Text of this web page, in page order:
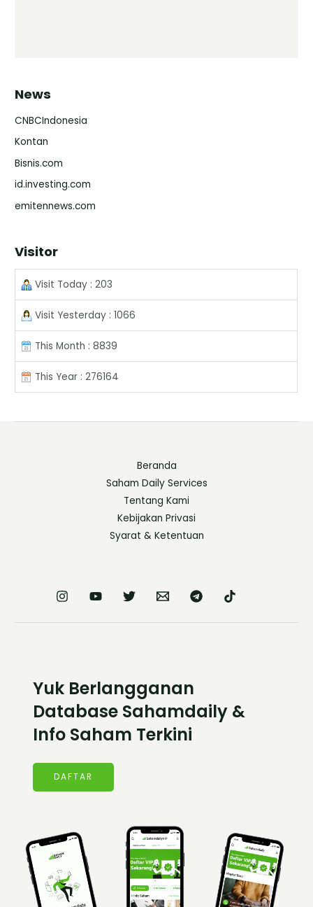
News
CNBCIndonesia
Kontan
Bisnis.com
id.investing.com
emitennews.com
Visitor
Visit Today : 203
Visit Yesterday : 1066
This Month : 8839
This Year : 276164
Beranda
Saham Daily Services
Tentang Kami
Kebijakan Privasi
Syarat & Ketentuan
Yuk Berlangganan
Database Sahamdaily &
Info Saham Terkini
DAFTAR